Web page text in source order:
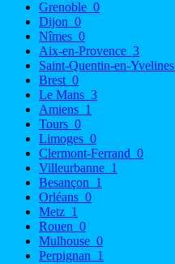
Grenoble 0
Dijon 0
Nîmes 0
Aix-en-Provence 3
Saint-Quentin-en-Yvelines
Brest 0
Le Mans 3
Amiens 1
Tours 0
Limoges 0
Clermont-Ferrand 0
Villeurbanne 1
Besançon 1
Orléans 0
Metz 1
Rouen 0
Mulhouse 0
Perpignan 1